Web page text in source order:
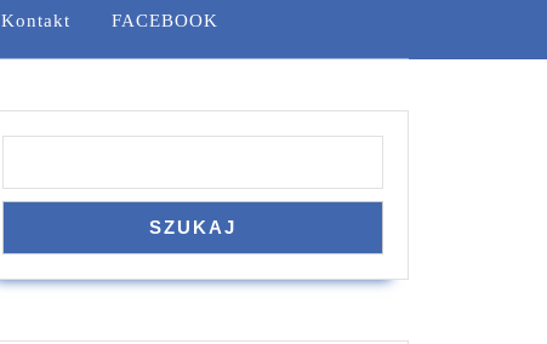
Kontakt FACEBOOK
Szukaj
SZUKAJ